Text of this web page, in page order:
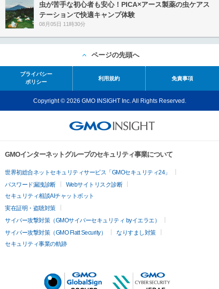
虫が苦手な初心者も安心！PICA×アース製薬の虫ケアス
テーションで快適キャンプ体験
08月05日 11時30分
ページの先頭へ
プライバシー
ポリシー
利用規約 免責事項
Copyright © 2026 GMO INSIGHT Inc. All Rights Reserved.
GMOインターネットグループのセキュリティ事業について
世界初総合ネットセキュリティサービス「GMOセキュリティ24」
パスワード漏洩診断
Webサイトリスク診断
セキュリティ相談AIチャットボット
実在証明・盗聴対策
サイバー攻撃対策（GMOサイバーセキュリティ byイエラエ）
サイバー攻撃対策（GMO Flatt Security）
なりすまし対策
セキュリティ事業の軌跡